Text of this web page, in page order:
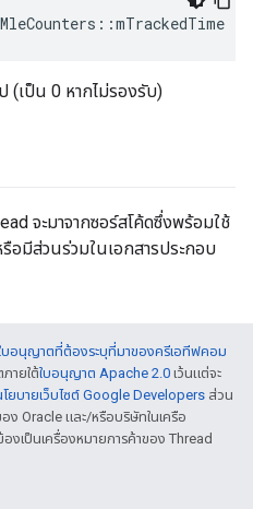
::mTrackedTime
(เป็น 0 หากไม่รองรับ)
จะมาจากซอร์สโค้ดซึ่งพร้อมใช้
อมีส่วนร่วมในเอกสารประกอบ
บอนุญาตที่ต้องระบุที่มาของครีเอทีฟคอม
ายใต้ใบอนุญาต Apache 2.0 เว้นแต่จะ
ยบายเว็บไซต์ Google Developers ส่วน
ง Oracle และ/หรือบริษัทในเครือ
งเป็นเครื่องหมายการค้าของ Thread